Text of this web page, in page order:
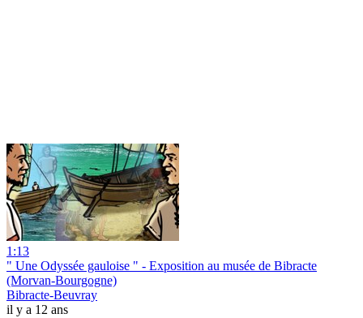
1:13
" Une Odyssée gauloise " - Exposition au musée de Bibracte
(Morvan-Bourgogne)
Bibracte-Beuvray
il y a 12 ans